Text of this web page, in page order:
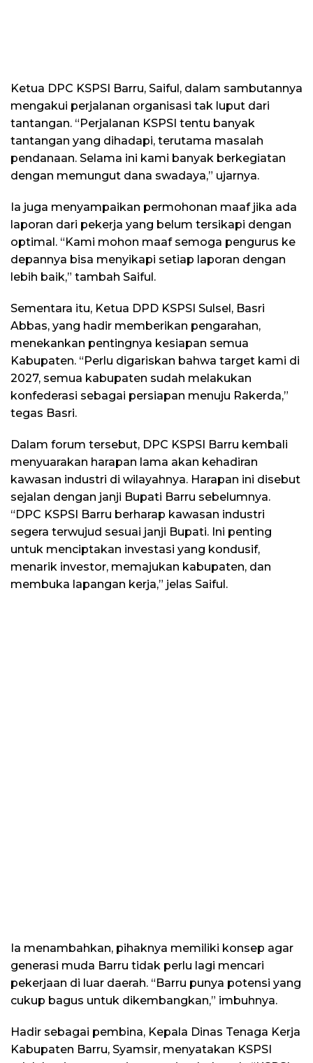
Ketua DPC KSPSI Barru, Saiful, dalam sambutannya
mengakui perjalanan organisasi tak luput dari
tantangan. “Perjalanan KSPSI tentu banyak
tantangan yang dihadapi, terutama masalah
pendanaan. Selama ini kami banyak berkegiatan
dengan memungut dana swadaya,” ujarnya.
Ia juga menyampaikan permohonan maaf jika ada
laporan dari pekerja yang belum tersikapi dengan
optimal. “Kami mohon maaf semoga pengurus ke
depannya bisa menyikapi setiap laporan dengan
lebih baik,” tambah Saiful.
Sementara itu, Ketua DPD KSPSI Sulsel, Basri
Abbas, yang hadir memberikan pengarahan,
menekankan pentingnya kesiapan semua
Kabupaten. “Perlu digariskan bahwa target kami di
2027, semua kabupaten sudah melakukan
konfederasi sebagai persiapan menuju Rakerda,”
tegas Basri.
Dalam forum tersebut, DPC KSPSI Barru kembali
menyuarakan harapan lama akan kehadiran
kawasan industri di wilayahnya. Harapan ini disebut
sejalan dengan janji Bupati Barru sebelumnya.
“DPC KSPSI Barru berharap kawasan industri
segera terwujud sesuai janji Bupati. Ini penting
untuk menciptakan investasi yang kondusif,
menarik investor, memajukan kabupaten, dan
membuka lapangan kerja,” jelas Saiful.
Ia menambahkan, pihaknya memiliki konsep agar
generasi muda Barru tidak perlu lagi mencari
pekerjaan di luar daerah. “Barru punya potensi yang
cukup bagus untuk dikembangkan,” imbuhnya.
Hadir sebagai pembina, Kepala Dinas Tenaga Kerja
Kabupaten Barru, Syamsir, menyatakan KSPSI